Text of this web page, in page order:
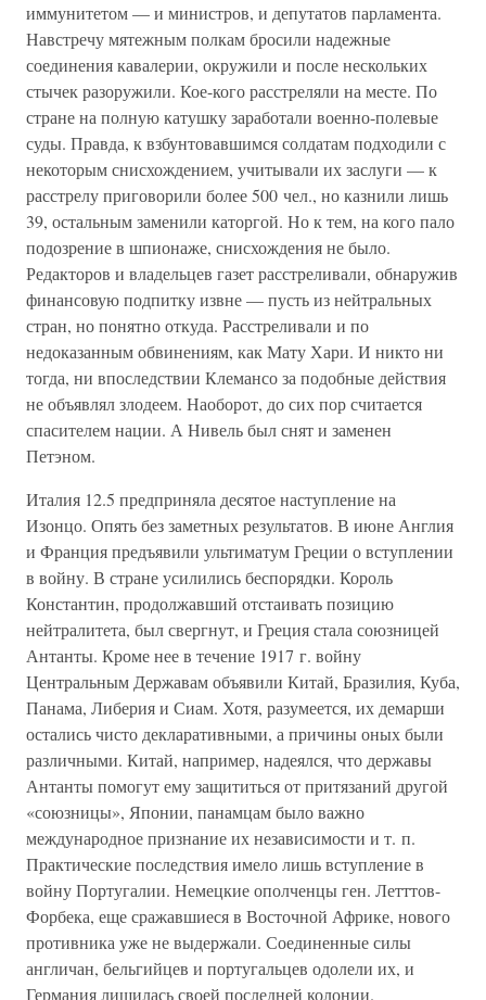
иммунитетом — и министров, и депутатов парламента.
Навстречу мятежным полкам бросили надежные
соединения кавалерии, окружили и после нескольких
стычек разоружили. Кое-кого расстреляли на месте. По
стране на полную катушку заработали военно-полевые
суды. Правда, к взбунтовавшимся солдатам подходили с
некоторым снисхождением, учитывали их заслуги — к
расстрелу приговорили более 500 чел., но казнили лишь
39, остальным заменили каторгой. Но к тем, на кого пало
подозрение в шпионаже, снисхождения не было.
Редакторов и владельцев газет расстреливали, обнаружив
финансовую подпитку извне — пусть из нейтральных
стран, но понятно откуда. Расстреливали и по
недоказанным обвинениям, как Мату Хари. И никто ни
тогда, ни впоследствии Клемансо за подобные действия
не объявлял злодеем. Наоборот, до сих пор считается
спасителем нации. А Нивель был снят и заменен
Петэном.
Италия 12.5 предприняла десятое наступление на
Изонцо. Опять без заметных результатов. В июне Англия
и Франция предъявили ультиматум Греции о вступлении
в войну. В стране усилились беспорядки. Король
Константин, продолжавший отстаивать позицию
нейтралитета, был свергнут, и Греция стала союзницей
Антанты. Кроме нее в течение 1917 г. войну
Центральным Державам объявили Китай, Бразилия, Куба,
Панама, Либерия и Сиам. Хотя, разумеется, их демарши
остались чисто декларативными, а причины оных были
различными. Китай, например, надеялся, что державы
Антанты помогут ему защититься от притязаний другой
«союзницы», Японии, панамцам было важно
международное признание их независимости и т. п.
Практические последствия имело лишь вступление в
войну Португалии. Немецкие ополченцы ген. Летттов-
Форбека, еще сражавшиеся в Восточной Африке, нового
противника уже не выдержали. Соединенные силы
англичан, бельгийцев и португальцев одолели их, и
Германия лишилась своей последней колонии.